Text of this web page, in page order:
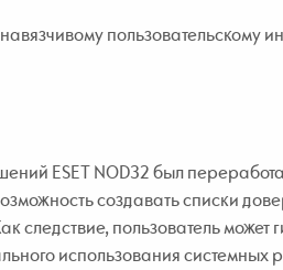
пользовательскому
ESET NOD32 был
создавать списки
следствие, пользователь
использования системных